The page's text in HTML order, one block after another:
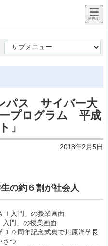
パス サイバー大
プログラム 平成
」
2018年2月5日
の約６割が社会人
入門」の授業画面